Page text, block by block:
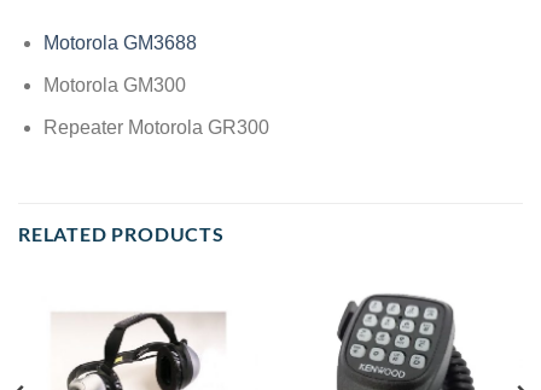
Motorola GM3688
Motorola GM300
Repeater Motorola GR300
RELATED PRODUCTS